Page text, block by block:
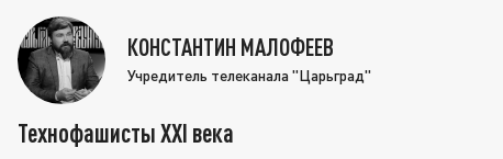
КОНСТАНТИН МАЛОФЕЕВ
Учредитель телеканала "Царьград"
Технофашисты XXI века